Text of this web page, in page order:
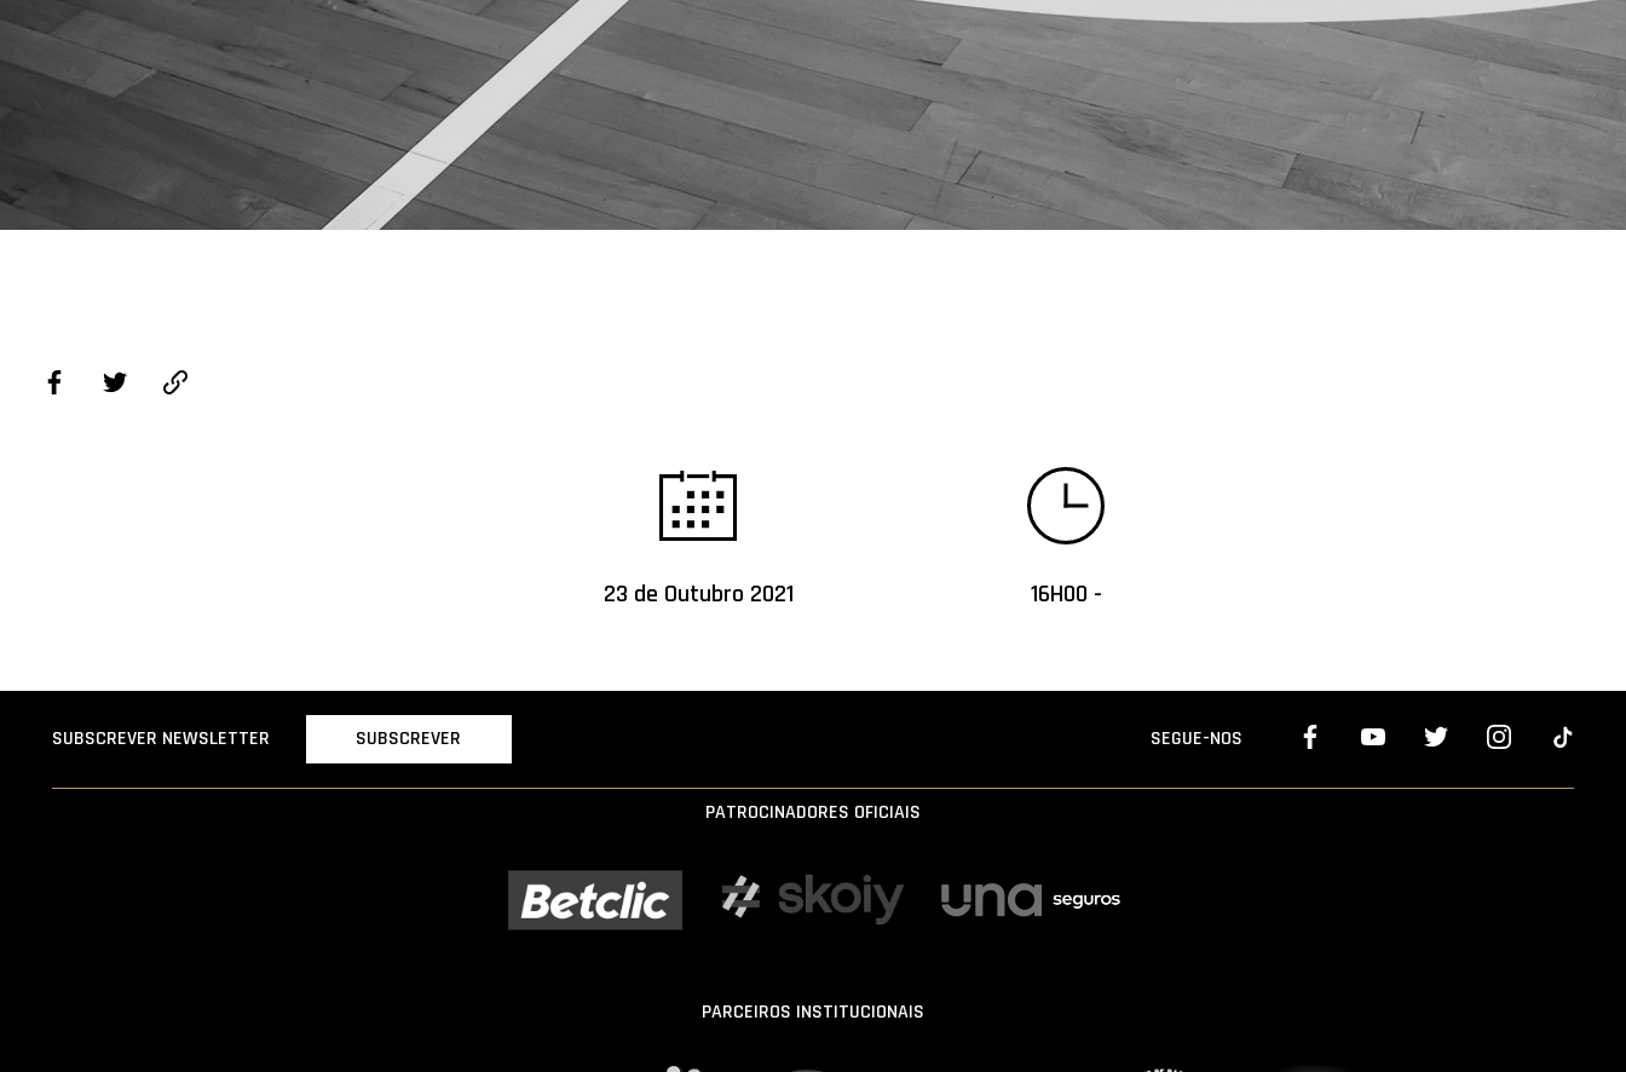
23 de Outubro 2021 16H00 -
SUBSCREVER NEWSLETTER SUBSCREVER SEGUE-NOS
PATROCINADORES OFICIAIS
PARCEIROS INSTITUCIONAIS